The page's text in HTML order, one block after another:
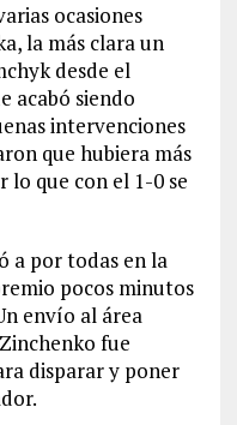
ocasiones
la más clara un
desde el
acabó siendo
intervenciones
que hubiera más
lo que con el 1-0 se
a por todas en la
pocos minutos
envío al área
fue
disparar y poner